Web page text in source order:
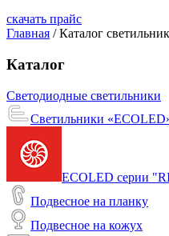
скачать прайс
Главная / Каталог
Каталог
Светодиодные светильники
Светильники
ECOLED серии
Подвесное на планку
Подвесное на кожух